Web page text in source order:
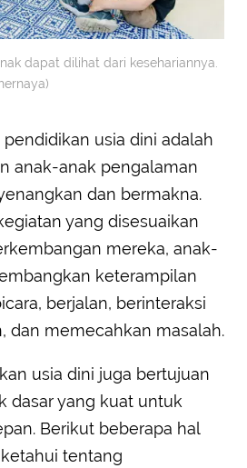
dapat dilihat dari kesehariannya.
usia dini adalah
anak-anak pengalaman
dan bermakna.
yang disesuaikan
mereka, anak-
keterampilan
berjalan, berinteraksi
dan memecahkan masalah.
usia dini juga bertujuan
dasar yang kuat untuk
Berikut beberapa hal
tentang